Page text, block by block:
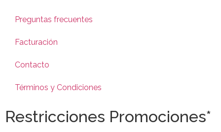
Preguntas frecuentes
Facturación
Contacto
Términos y Condiciones
Restricciones Promociones*